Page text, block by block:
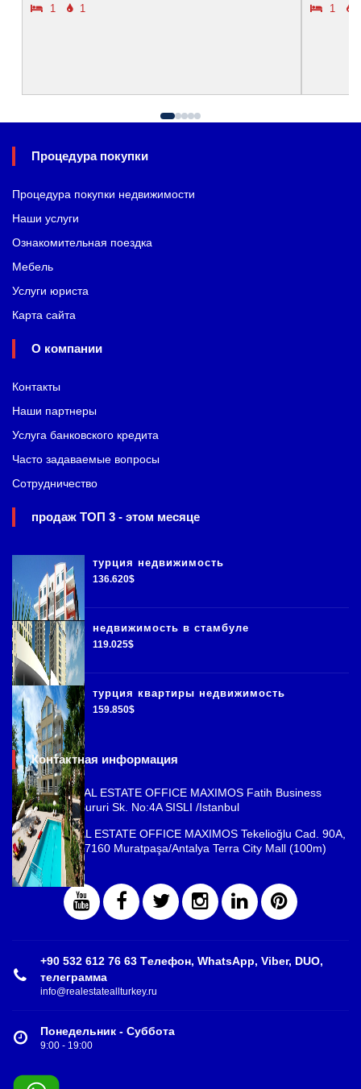
1
1
1
Процедура покупки
Процедура покупки недвижимости
Наши услуги
Ознакомительная поездка
Мебель
Услуги юриста
Карта сайта
О компании
Контакты
Наши партнеры
Услуга банковского кредита
Часто задаваемые вопросы
Сотрудничество
продаж ТОП 3 - этом месяце
турция недвижимость
136.620$
недвижимость в стамбуле
119.025$
турция квартиры недвижимость
159.850$
Контактная информация
ISTANBUL REAL ESTATE OFFICE MAXIMOS Fatih Business
Park, Cemal Sururi Sk. No:4A SISLI /Istanbul
ANTALYA REAL ESTATE OFFICE MAXIMOS Tekelioğlu Cad. 90A,
Fener Mah., 07160 Muratpaşa/Antalya Terra City Mall (100m)
+90 532 612 76 63 Tелефон, WhatsApp, Viber, DUO,
телеграмма
info@realestateallturkey.ru
Понедельник - Суббота
9:00 - 19:00